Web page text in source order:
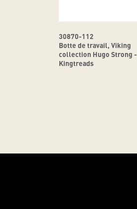
30870-112
Botte de travail, Viking
collection Hugo Strong -
Kingtreads